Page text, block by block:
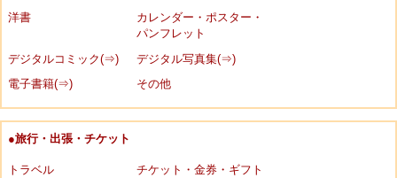
洋書
カレンダー・ポスター・
パンフレット
デジタルコミック(⇒)
デジタル写真集(⇒)
電子書籍(⇒)
その他
●旅行・出張・チケット
トラベル
チケット・金券・ギフト